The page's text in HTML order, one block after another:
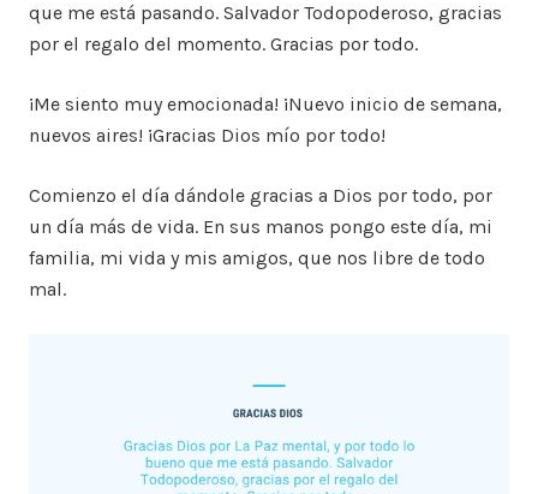
que me está pasando. Salvador Todopoderoso, gracias
por el regalo del momento. Gracias por todo.
¡Me siento muy emocionada! ¡Nuevo inicio de semana,
nuevos aires! ¡Gracias Dios mío por todo!
Comienzo el día dándole gracias a Dios por todo, por
un día más de vida. En sus manos pongo este día, mi
familia, mi vida y mis amigos, que nos libre de todo
mal.